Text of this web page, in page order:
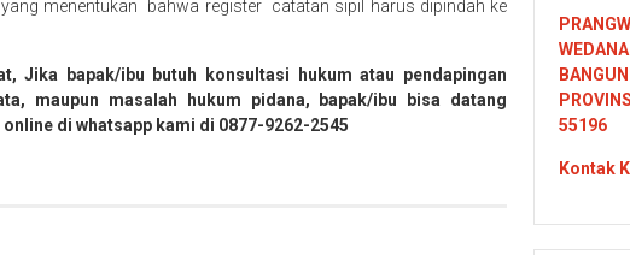
menentukan bahwa register catatan sipil harus dipindah ke
Jika bapak/ibu butuh konsultasi hukum atau pendapingan
maupun masalah hukum pidana, bapak/ibu bisa datang
di whatsapp kami di 0877-9262-2545
55196
Kontak